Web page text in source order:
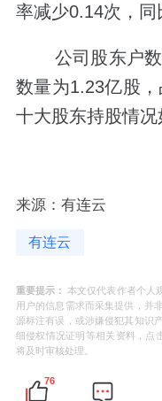
率减少0.14次，同
公司股东户数
数量为1.23亿股
十大股东持股情况
来源：有连云
有连云
重要提示： 本文仅代表作者个人
用户的信息需求而采集提供，并
源标注有误，或涉嫌侵犯其知识
细侵权情况证明等相关资料，点
将及时审核处理。
76